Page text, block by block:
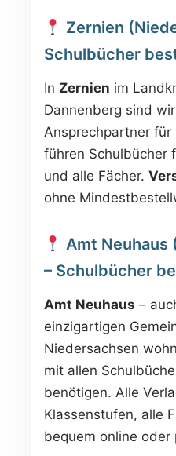
Zernien
Schulbücher
In Zernien im
Dannenberg sind
Ansprechpartner für
führen Schulbücher
und alle Fächer.
ohne
Amt Neuhaus
– Schulbücher
Amt Neuhaus –
einzigartigen
Niedersachsen
mit allen
benötigen. Alle
Klassenstufen, alle
bequem online oder